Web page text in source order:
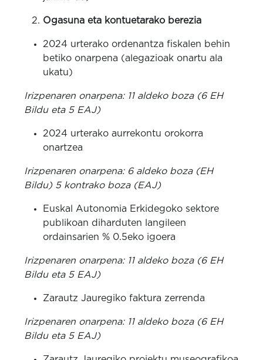
Ogasuna eta kontuetarako berezia
2024 urterako ordenantza fiskalen behin
betiko onarpena (alegazioak onartu ala
ukatu)
Irizpenaren onarpena: 11 aldeko boza (6 EH
Bildu eta 5 EAJ)
2024 urterako aurrekontu orokorra
onartzea
Irizpenaren onarpena: 6 aldeko boza (EH
Bildu) 5 kontrako boza (EAJ)
Euskal Autonomia Erkidegoko sektore
publikoan diharduten langileen
ordainsarien % 0.5eko igoera
Irizpenaren onarpena: 11 aldeko boza (6 EH
Bildu eta 5 EAJ)
Zarautz Jauregiko faktura zerrenda
Irizpenaren onarpena: 11 aldeko boza (6 EH
Bildu eta 5 EAJ)